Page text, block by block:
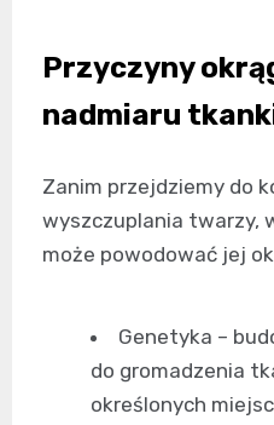
Przyczyny
nadmiaru
Zanim przejdziemy do
wyszczuplania twarzy,
może powodować jej
Genetyka –
do gromadzenia
określonych